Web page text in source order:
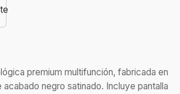
premium multifunción, fabricada en
acabado negro satinado. Incluye pantalla